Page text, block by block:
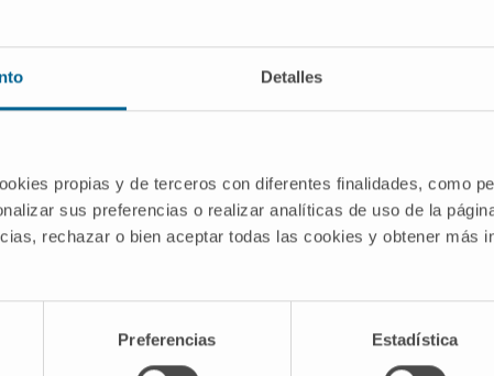
Detalles
propias y de terceros con diferentes finalidades, como
sus preferencias o realizar analíticas de uso de la
rechazar o bien aceptar todas las cookies y obtener más
Preferencias Estadística
en la asignatura de Oftalmología.